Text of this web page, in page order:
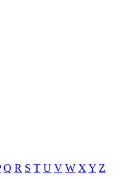
Q R S T U V W X Y Z